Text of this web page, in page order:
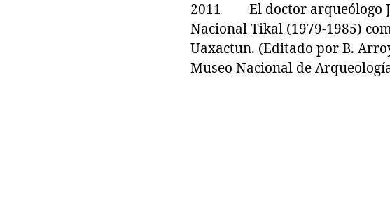
2011 El doctor arqueólogo
Nacional Tikal (1979-1985)
Uaxactun. (Editado por B.
Museo Nacional de